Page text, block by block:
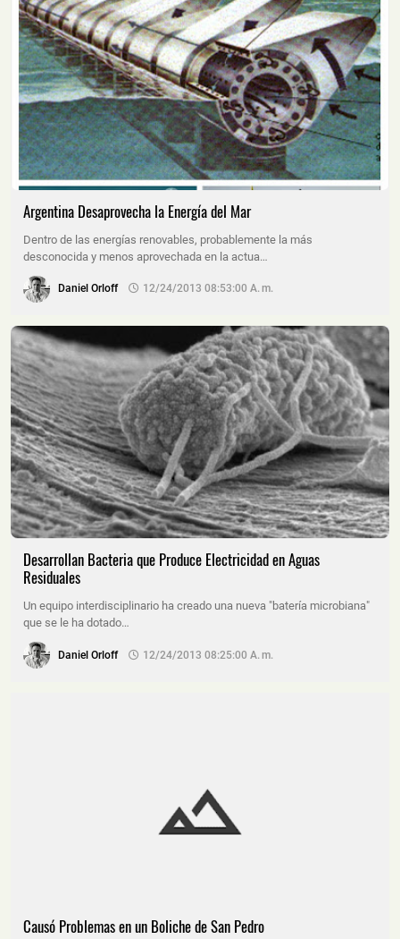
Argentina Desaprovecha la Energía del Mar
Dentro de las energías renovables, probablemente la más
desconocida y menos aprovechada en la actua…
Daniel Orloff 12/24/2013 08:53:00 A. M.
Desarrollan Bacteria que Produce Electricidad en Aguas
Residuales
Un equipo interdisciplinario ha creado una nueva "batería microbiana"
que se le ha dotado…
Daniel Orloff 12/24/2013 08:25:00 A. M.
Causó Problemas en un Boliche de San Pedro